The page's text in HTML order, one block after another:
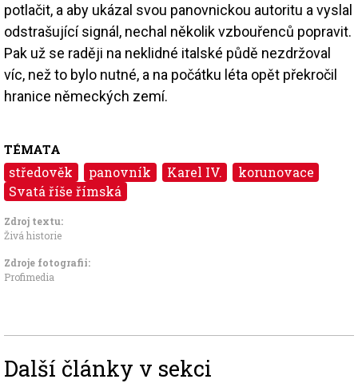
potlačit, a aby ukázal svou panovnickou autoritu a vyslal
odstrašující signál, nechal několik vzbouřenců popravit.
Pak už se raději na neklidné italské půdě nezdržoval
víc, než to bylo nutné, a na počátku léta opět překročil
hranice německých zemí.
TÉMATA
středověk panovník Karel IV.
korunovace
Svatá říše římská
Zdroj textu:
Živá historie
Zdroje fotografii:
Profimedia
Další články v sekci